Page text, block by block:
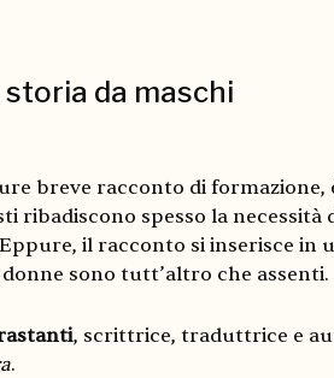
storia da maschi
breve racconto di formazione,
ribadiscono spesso la necessità
il racconto si inserisce in
sono tutt’altro che assenti.
, scrittrice, traduttrice e
.